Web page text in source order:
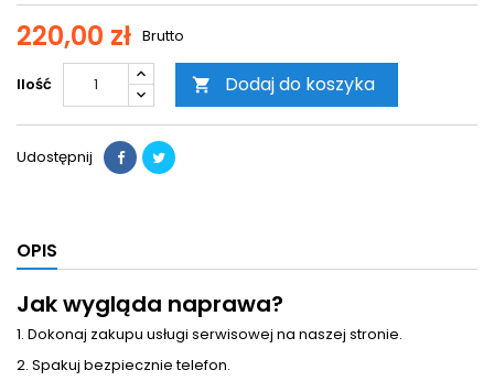
220,00 zł Brutto
Ilość  Dodaj do koszyka
Udostępnij
OPIS
Jak wygląda naprawa?
1. Dokonaj zakupu usługi serwisowej na naszej stronie.
2. Spakuj bezpiecznie telefon.